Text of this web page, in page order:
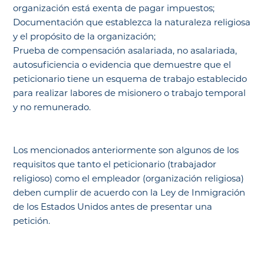
organización está exenta de pagar impuestos;
Documentación que establezca la naturaleza religiosa
y el propósito de la organización;
Prueba de compensación asalariada, no asalariada,
autosuficiencia o evidencia que demuestre que el
peticionario tiene un esquema de trabajo establecido
para realizar labores de misionero o trabajo temporal
y no remunerado.
Los mencionados anteriormente son algunos de los
requisitos que tanto el peticionario (trabajador
religioso) como el empleador (organización religiosa)
deben cumplir de acuerdo con la Ley de Inmigración
de los Estados Unidos antes de presentar una
petición.